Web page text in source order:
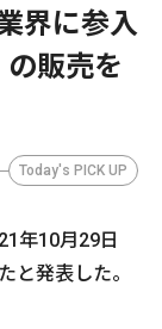
界に参入
の販売を
Today's PICK UP
年10月29日
と発表した。